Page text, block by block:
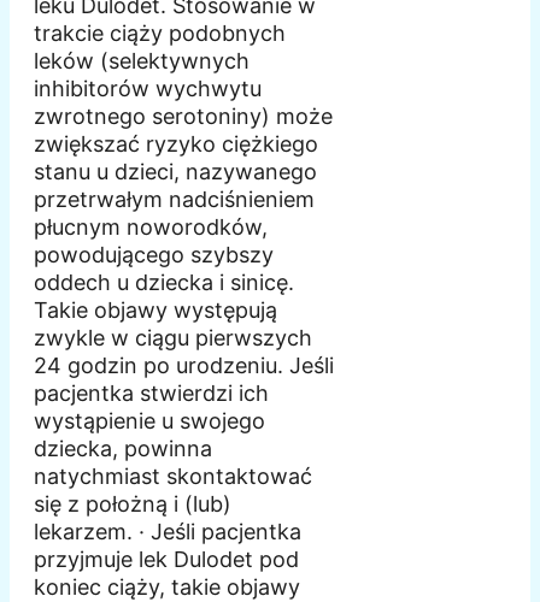
leku Dulodet. Stosowanie w
trakcie ciąży podobnych
leków (selektywnych
inhibitorów wychwytu
zwrotnego serotoniny) może
zwiększać ryzyko ciężkiego
stanu u dzieci, nazywanego
przetrwałym nadciśnieniem
płucnym noworodków,
powodującego szybszy
oddech u dziecka i sinicę.
Takie objawy występują
zwykle w ciągu pierwszych
24 godzin po urodzeniu. Jeśli
pacjentka stwierdzi ich
wystąpienie u swojego
dziecka, powinna
natychmiast skontaktować
się z położną i (lub)
lekarzem. · Jeśli pacjentka
przyjmuje lek Dulodet pod
koniec ciąży, takie objawy